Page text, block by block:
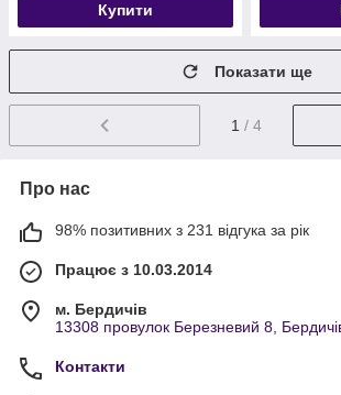
Купити
Показати ще
1 / 4
Про нас
98% позитивних з 231 відгука за рік
Працює з 10.03.2014
м. Бердичів
13308 провулок Березневий 8,
Контакти